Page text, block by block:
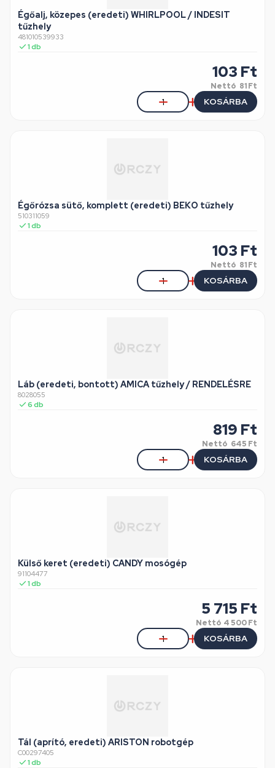
Égőalj, közepes (eredeti) WHIRLPOOL / INDESIT
tűzhely
481010539933
1db
103 Ft
Nettó 81 Ft
KOSÁRBA
Égőrózsa sütő, komplett (eredeti) BEKO tűzhely
510311059
1db
103 Ft
Nettó 81 Ft
KOSÁRBA
Láb (eredeti, bontott) AMICA tűzhely / RENDELÉSRE
8028055
6db
819 Ft
Nettó 645 Ft
KOSÁRBA
Külső keret (eredeti) CANDY mosógép
91104477
1db
5 715 Ft
Nettó 4 500 Ft
KOSÁRBA
Tál (aprító, eredeti) ARISTON robotgép
C00297405
1db